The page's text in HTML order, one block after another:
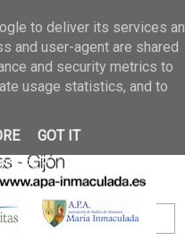
DE FOTOS
2026
GALERIA
20 may
28 abr
25 Y
to deliver its services
and user-agent are shared
and security metrics to
usage statistics, and to
GOT IT